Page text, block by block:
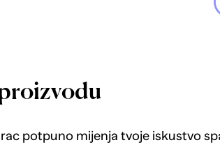
potpuno mijenja tvoje iskustvo